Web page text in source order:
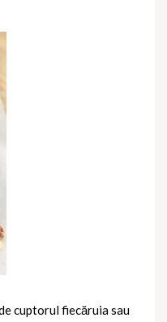
cuptorul fiecăruia sau